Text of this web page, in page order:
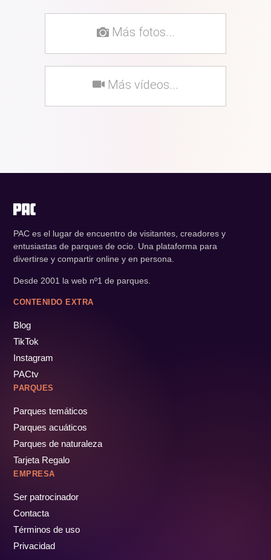
Más fotos...
Más vídeos...
PAC es el lugar de encuentro de visitantes, creadores y
entusiastas de parques de ocio. Una plataforma para
divertirse y compartir online y en persona.
Desde 2001 la web nº1 de parques.
CONTENIDO EXTRA
Blog
TikTok
Instagram
PACtv
PARQUES
Parques temáticos
Parques acuáticos
Parques de naturaleza
Tarjeta Regalo
EMPRESA
Ser patrocinador
Contacta
Términos de uso
Privacidad